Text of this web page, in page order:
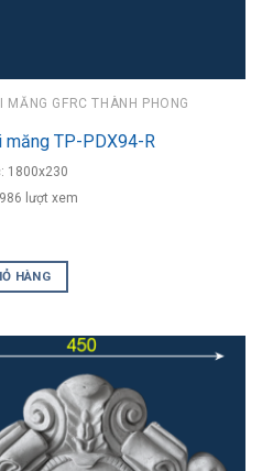
MĂNG GFRC THÀNH PHONG
măng TP-PDX94-R
1800x230
986 lượt xem
HÀNG